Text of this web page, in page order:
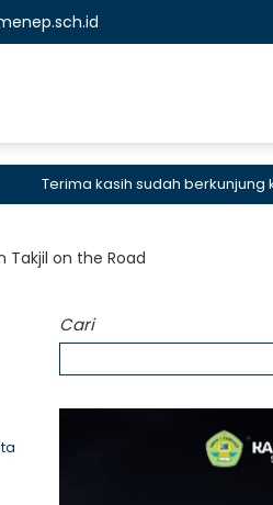
Terima kasih sudah berkunjung ke
Takjil on the Road
Cari